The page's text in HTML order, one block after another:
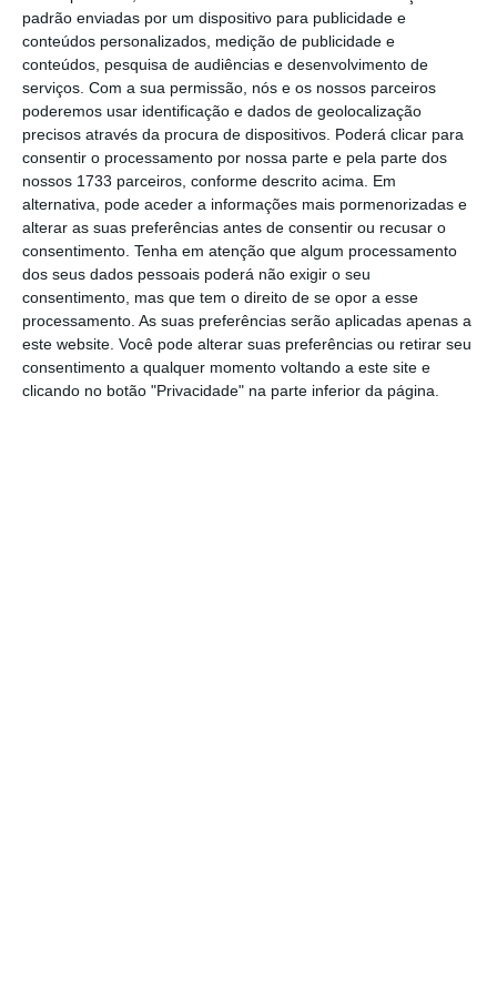
padrão enviadas por um dispositivo para publicidade e
conteúdos personalizados, medição de publicidade e
conteúdos, pesquisa de audiências e desenvolvimento de
serviços. Com a sua permissão, nós e os nossos parceiros
poderemos usar identificação e dados de geolocalização
precisos através da procura de dispositivos. Poderá clicar para
consentir o processamento por nossa parte e pela parte dos
nossos 1733 parceiros, conforme descrito acima. Em
alternativa, pode aceder a informações mais pormenorizadas e
alterar as suas preferências antes de consentir ou recusar o
consentimento. Tenha em atenção que algum processamento
dos seus dados pessoais poderá não exigir o seu
consentimento, mas que tem o direito de se opor a esse
processamento. As suas preferências serão aplicadas apenas a
este website. Você pode alterar suas preferências ou retirar seu
consentimento a qualquer momento voltando a este site e
clicando no botão "Privacidade" na parte inferior da página.
circunstancial – devido ao seu poderio
financeiro, algo que a FOM e a FIA pretendiam
alterar com este novo contrato.
Assim, nestenovo Acordo da Concórdia, que
entrará em vigor no próximo ano e estender-
se-á até ao final de 2025, as “três grandes”
viram reduzidos os seus prémios monetários,
libertando dinheiro para as restantes
estruturas.
AFerrari, face ao seu peso histórico e
importância para a Fórmula 1, continua a ter